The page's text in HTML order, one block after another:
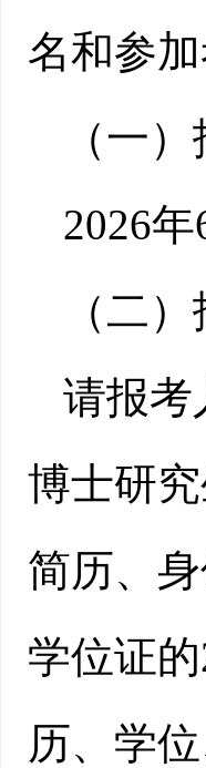
名和参加
（一
2026
（二
请报考
博士研
简历、
学位证
历、学